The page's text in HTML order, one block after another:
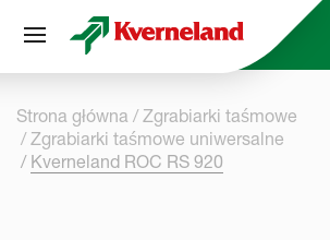
Skip to
Strona główna
Zgrabiarki taśmowe
Zgrabiarki taśmowe uniwersalne
Kverneland ROC RS 920
Panel zarządzania plikami cookies